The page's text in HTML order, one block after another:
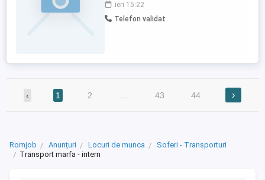
ieri 15:22
Telefon validat
‹ 1 2 43 44 ›
Romjob Anunțuri Locuri de munca
Soferi - Transporturi
Transport marfa - intern